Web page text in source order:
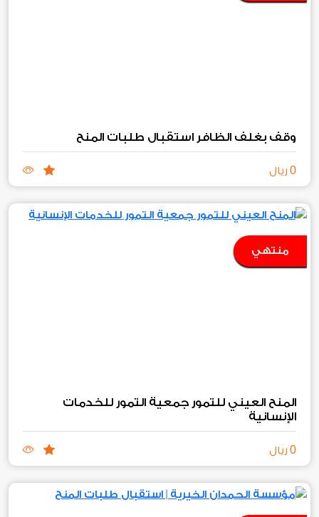
وقف بغلف الظافر استقبال طلبات المنح
0 ريال
منتهي
المنح العيني للتمور جمعية التمور للخدمات
الإنسانية
0 ريال